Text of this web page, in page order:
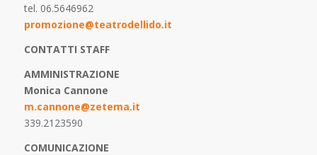
tel. 06.5646962
promozione@teatrodellido.it
CONTATTI STAFF
AMMINISTRAZIONE
Monica Cannone
m.cannone@zetema.it
339.2123590
COMUNICAZIONE